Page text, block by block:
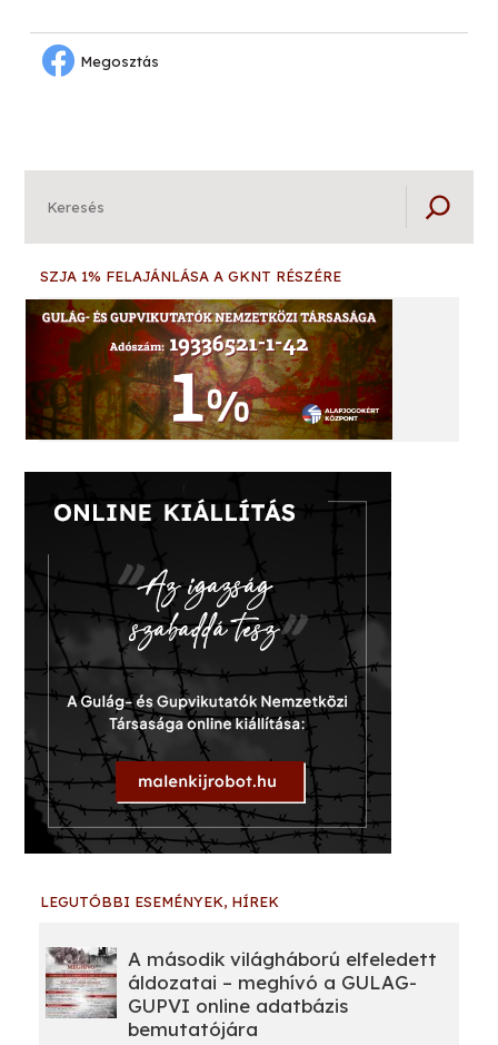
Megosztás
Keresés
SZJA 1% FELAJÁNLÁSA A GKNT RÉSZÉRE
LEGUTÓBBI ESEMÉNYEK, HÍREK
A második világháború elfeledett
áldozatai – meghívó a GULAG-
GUPVI online adatbázis
bemutatójára